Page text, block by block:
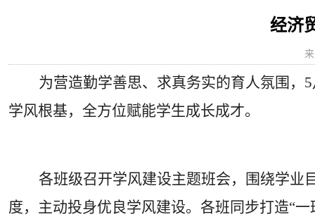
经济
为营造勤学善思、求真务实的育人氛围， 5
学风根基，全方位赋能学生成长成才。
各班级召开学风建设主题班会，围绕学业
度，主动投身优良学风建设。各班同步打造“